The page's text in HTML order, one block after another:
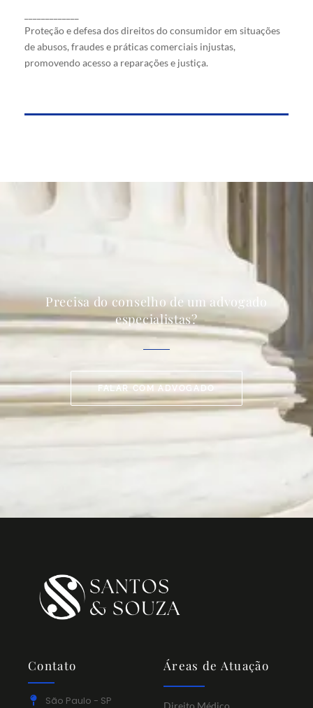
Proteção e defesa dos direitos do consumidor em situações
de abusos, fraudes e práticas comerciais injustas,
promovendo acesso a reparações e justiça.
situações de abusos, fraudes e práticas comerciais
injustas, promovendo acesso a reparações e justiça.
Precisa do conselho de um advogado
especialistas?
FALAR COM ADVOGADO
Contato
São Paulo - SP
Áreas de Atuação
Direito Médico